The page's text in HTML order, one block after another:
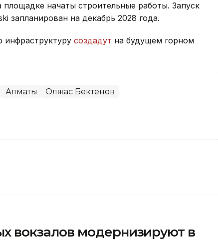
начаты строительные работы. Запуск
запланирован на декабрь 2028 года.
создадут на будущем горном
Алматы Олжас Бектенов
вокзалов модернизируют в